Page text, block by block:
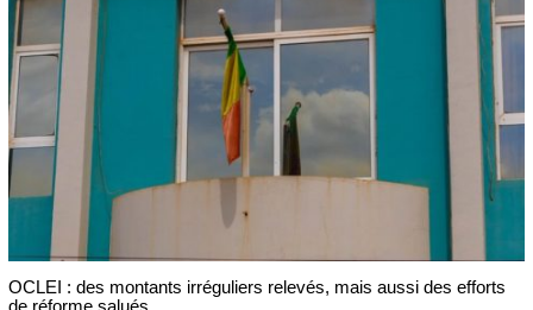
OCLEI : des montants irréguliers relevés, mais aussi des efforts
de réforme salués